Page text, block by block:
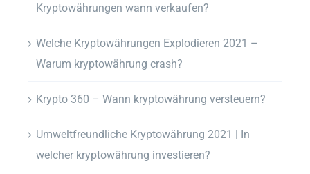
Kryptowährungen wann verkaufen?
Welche Kryptowährungen Explodieren 2021 –
Warum kryptowährung crash?
Krypto 360 – Wann kryptowährung versteuern?
Umweltfreundliche Kryptowährung 2021 | In
welcher kryptowährung investieren?